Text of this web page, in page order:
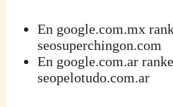
En google.com.mx
seosuperchingon.com
En google.com.ar
seopelotudo.com.ar